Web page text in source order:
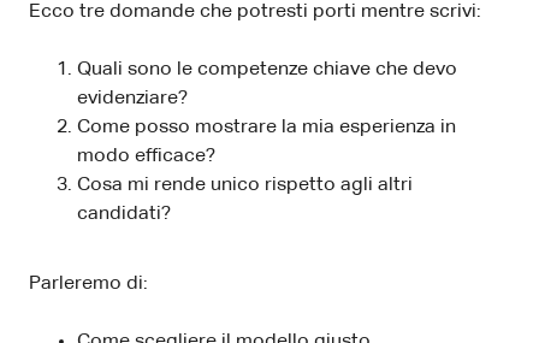
Ecco tre domande che potresti porti mentre scrivi:
Quali sono le competenze chiave che devo
evidenziare?
Come posso mostrare la mia esperienza in
modo efficace?
Cosa mi rende unico rispetto agli altri
candidati?
Parleremo di: